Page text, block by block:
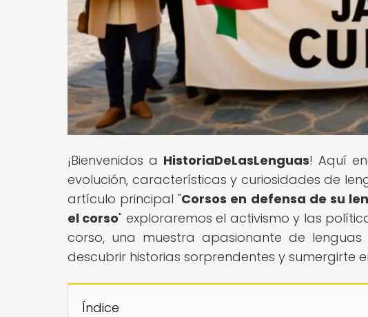
¡Bienvenidos a HistoriaDeLasLenguas! Aquí
evolución, características y curiosidades de
artículo principal "Corsos en defensa de su
el corso" exploraremos el activismo y las
corso, una muestra apasionante de
descubrir historias sorprendentes y sumergirte
Índice